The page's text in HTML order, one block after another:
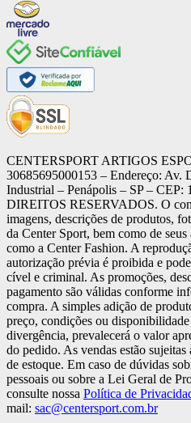
CENTERSPORT ARTIGOS
30685695000153 – Endereço: Av.
Industrial – Penápolis – SP –
DIREITOS RESERVADOS. O
imagens, descrições de produtos,
da Center Sport, bem como de
como a Center Fashion. A
autorização prévia é proibida e
cível e criminal. As promoções,
pagamento são válidas conforme
compra. A simples adição de
preço, condições ou
divergência, prevalecerá o valor
do pedido. As vendas estão
de estoque. Em caso de dúvidas
pessoais ou sobre a Lei Geral de
consulte nossa Política de
mail: sac@centersport.com.br